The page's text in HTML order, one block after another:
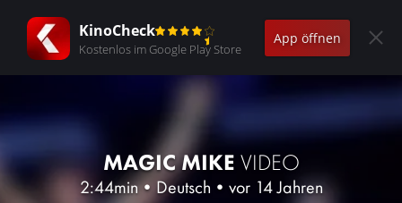
KinoCheck
Kostenlos im Google Play Store
App öffnen
MAGIC MIKE VIDEO
2:44min• Deutsch • vor 14 Jahren